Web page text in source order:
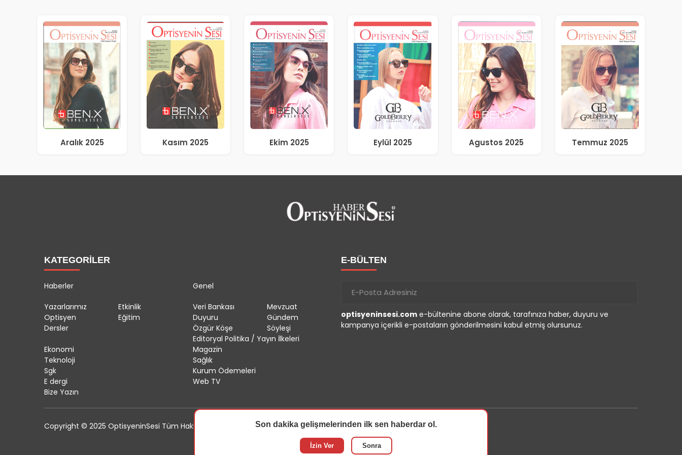
Aralık 2025 Kasım 2025 Ekim 2025 Eylül 2025 Agustos 2025 Temmuz 2025
KATEGORİLER
Haberler
Yazarlarımız
Etkinlik
Optisyen
Eğitim
Dersler
Genel
Veri Bankası
Mevzuat
Duyuru
Gündem
Özgür Köşe
Söyleşi
Editoryal Politika / Yayın İlkeleri
Ekonomi
Magazin
Teknoloji
Sağlık
Sgk
Kurum Ödemeleri
E dergi
Web TV
Bize Yazın
E-BÜLTEN
optisyeninsesi.com e-bültenine abone olarak, tarafınıza haber, duyuru ve
kampanya içerikli e-postaların gönderilmesini kabul etmiş olursunuz.
Copyright © 2025 OptisyeninSesi Tüm Hakları Saklıdır. Son dakika gelişmelerinden ilk sen haberdar ol.
İzin Ver Sonra